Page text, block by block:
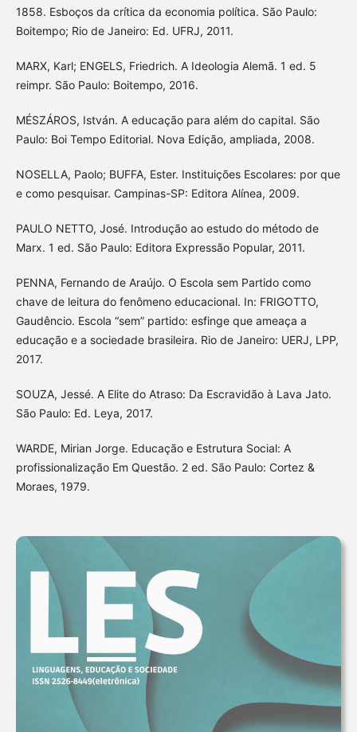
1858. Esboços da crítica da economia política. São Paulo:
Boitempo; Rio de Janeiro: Ed. UFRJ, 2011.
MARX, Karl; ENGELS, Friedrich. A Ideologia Alemã. 1 ed. 5
reimpr. São Paulo: Boitempo, 2016.
MÉSZÁROS, István. A educação para além do capital. São
Paulo: Boi Tempo Editorial. Nova Edição, ampliada, 2008.
NOSELLA, Paolo; BUFFA, Ester. Instituições Escolares: por que
e como pesquisar. Campinas-SP: Editora Alínea, 2009.
PAULO NETTO, José. Introdução ao estudo do método de
Marx. 1 ed. São Paulo: Editora Expressão Popular, 2011.
PENNA, Fernando de Araújo. O Escola sem Partido como
chave de leitura do fenômeno educacional. In: FRIGOTTO,
Gaudêncio. Escola “sem” partido: esfinge que ameaça a
educação e a sociedade brasileira. Rio de Janeiro: UERJ, LPP,
2017.
SOUZA, Jessé. A Elite do Atraso: Da Escravidão à Lava Jato.
São Paulo: Ed. Leya, 2017.
WARDE, Mirian Jorge. Educação e Estrutura Social: A
profissionalização Em Questão. 2 ed. São Paulo: Cortez &
Moraes, 1979.